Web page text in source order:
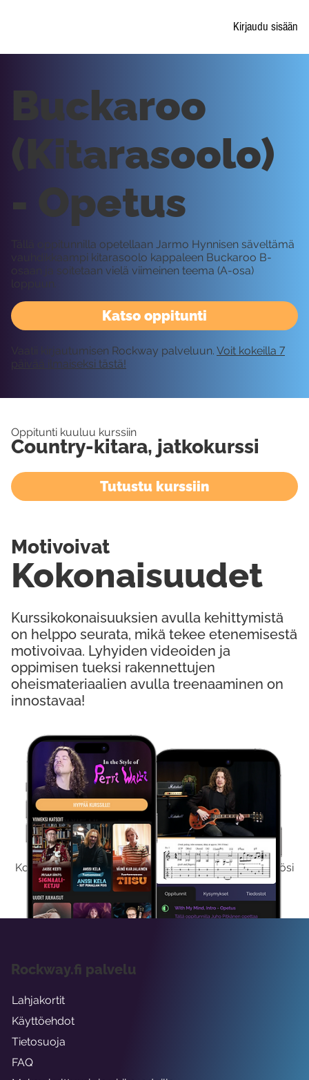
Kirjaudu sisään
Kokeile Ilmaiseksi
Kokeilemalla ilmaiseksi saat koko sisältömme käyttöösi
viikon ajaksi.
Katso oppitunti
Buckaroo
(Kitarasoolo)
- Opetus
Tällä oppitunnilla opetellaan Jarmo Hynnisen säveltämä
vauhdikkaampi kitarasoolo kappaleen Buckaroo B-
osaan ja soitetaan vielä viimeinen teema (A-osa)
loppuun.
Vaatii kirjautumisen Rockway palveluun. Voit kokeilla 7
päivää ilmaiseksi tästä!
Oppitunti kuuluu kurssiin
Country-kitara, jatkokurssi
Tutustu kurssiin
Kurssikokonaisuuksien avulla kehittymistä
on helppo seurata, mikä tekee etenemisestä
motivoivaa. Lyhyiden videoiden ja
oppimisen tueksi rakennettujen
oheismateriaalien avulla treenaaminen on
innostavaa!
Kokonaisuudet
Motivoivat
Rockway.fi palvelu
Lahjakortit
Käyttöehdot
Tietosuoja
FAQ